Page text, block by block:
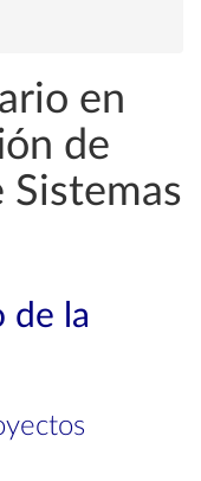
en
de
Sistemas
de la